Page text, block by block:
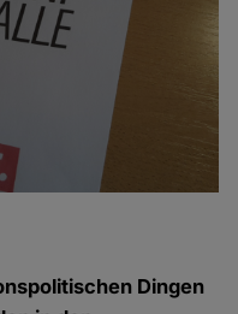
Dingen